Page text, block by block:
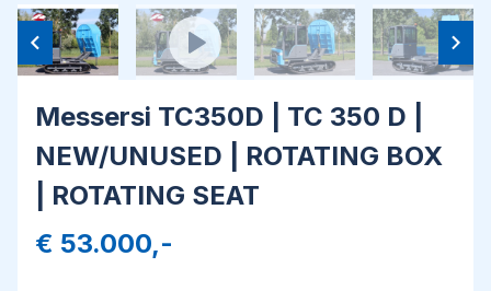
Messersi TC350D | TC 350 D |
NEW/UNUSED | ROTATING BOX
| ROTATING SEAT
€ 53.000,-